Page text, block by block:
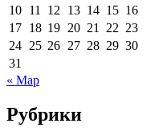
10 11 12 13 14 15 16
17 18 19 20 21 22 23
24 25 26 27 28 29 30
31
« Мар
Рубрики